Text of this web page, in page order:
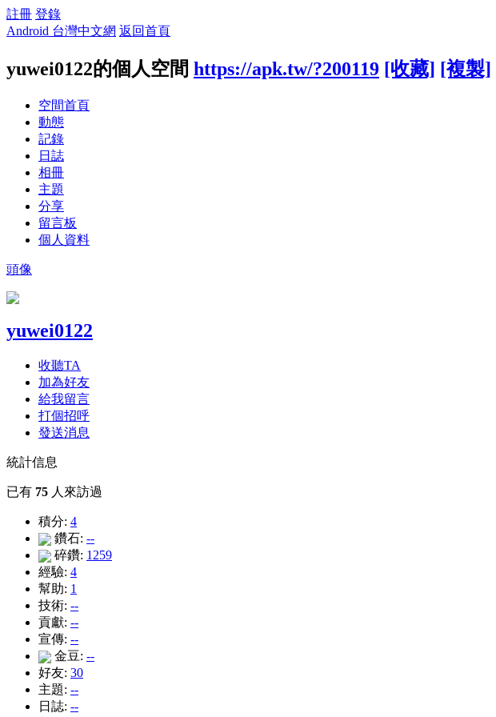
註冊 登錄
Android 台灣中文網 返回首頁
yuwei0122的個人空間 https://apk.tw/?200119 [收藏] [複製]
空間首頁
動態
記錄
日誌
相冊
主題
分享
留言板
個人資料
頭像
yuwei0122
收聽TA
加為好友
給我留言
打個招呼
發送消息
統計信息
已有 75 人來訪過
積分: 4
鑽石: --
碎鑽: 1259
經驗: 4
幫助: 1
技術: --
貢獻: --
宣傳: --
金豆: --
好友: 30
主題: --
日誌: --